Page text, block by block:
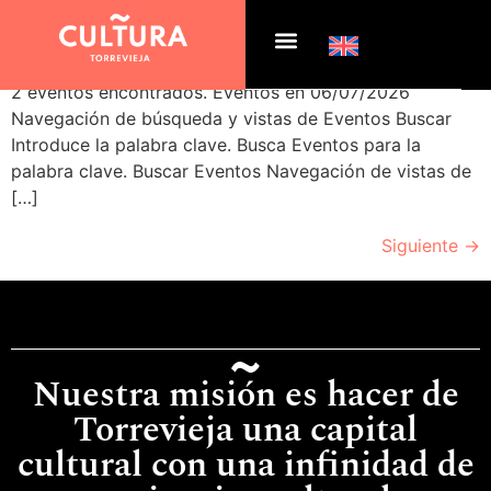
Archivos: Eventos
2 eventos encontrados. Eventos en 06/07/2026
Navegación de búsqueda y vistas de Eventos Buscar
Introduce la palabra clave. Busca Eventos para la
palabra clave. Buscar Eventos Navegación de vistas de
[…]
Siguiente →
Nuestra misión es hacer de
Torrevieja una capital
cultural con una infinidad de